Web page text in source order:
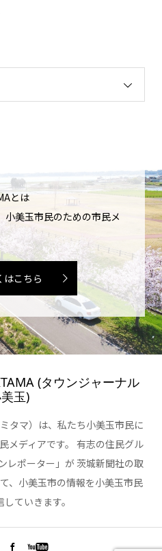
とは
美玉市民のための市民メ
はこちら
(タウンジャーナル
玉)
タマ）は、私たち小美玉市民に
メディアです。 有志の住民グル
レポーター」が 茨城新聞社の取
、小美玉市の情報を小美玉市民
ていきます。